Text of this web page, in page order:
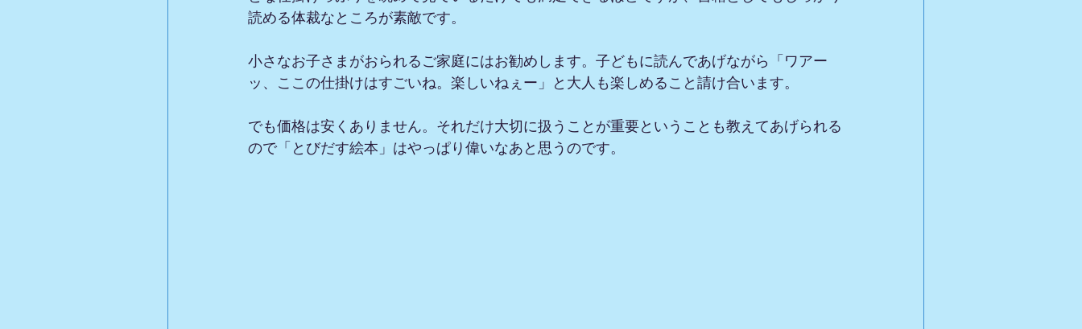
読める体裁なところが素敵です。
小さなお子さまがおられるご家庭にはお勧めします。子どもに読んであげながら「ワアー
ッ、ここの仕掛けはすごいね。楽しいねぇー」と大人も楽しめること請け合います。
でも価格は安くありません。それだけ大切に扱うことが重要ということも教えてあげられる
ので「とびだす絵本」はやっぱり偉いなあと思うのです。